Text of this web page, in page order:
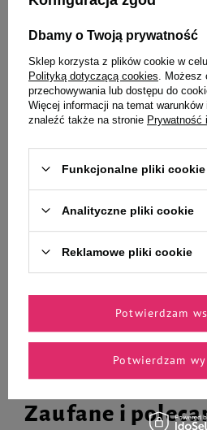
Ciebie i Twojego
Mokra karma dla psa Rafi z
wołowiną 800 g
8,39 zł 10,49 zł / kg
- +
Zaufane i
Dbamy o Twoją prywatność
Sklep korzysta z plików cookie w
Polityką dotyczącą cookies .
przechowywania lub dostępu do
Więcej informacji na temat
znaleźć także na stronie Prywatność
Funkcjonalne pliki cookie
Analityczne pliki cookie
Reklamowe pliki cookie
Potwierdzam
Potwierdzam